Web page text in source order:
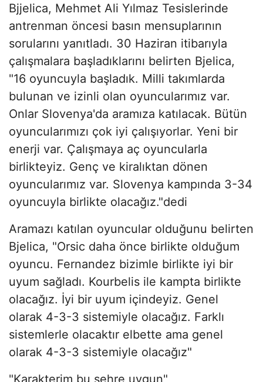
Bjjelica, Mehmet Ali Yılmaz Tesislerinde
antrenman öncesi basın mensuplarının
sorularını yanıtladı. 30 Haziran itibarıyla
çalışmalara başladıklarını belirten Bjelica,
"16 oyuncuyla başladık. Milli takımlarda
bulunan ve izinli olan oyuncularımız var.
Onlar Slovenya'da aramıza katılacak. Bütün
oyuncularımızı çok iyi çalışıyorlar. Yeni bir
enerji var. Çalışmaya aç oyuncularla
birlikteyiz. Genç ve kiralıktan dönen
oyuncularımız var. Slovenya kampında 3-34
oyuncuyla birlikte olacağız."dedi
Aramazı katılan oyuncular olduğunu belirten
Bjelica, "Orsic daha önce birlikte olduğum
oyuncu. Fernandez bizimle birlikte iyi bir
uyum sağladı. Kourbelis ile kampta birlikte
olacağız. İyi bir uyum içindeyiz. Genel
olarak 4-3-3 sistemiyle olacağız. Farklı
sistemlerle olacaktır elbette ama genel
olarak 4-3-3 sistemiyle olacağız"
"Karakterim bu şehre uygun"